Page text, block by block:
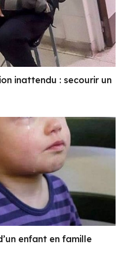
inattendu : secourir un
enfant en famille